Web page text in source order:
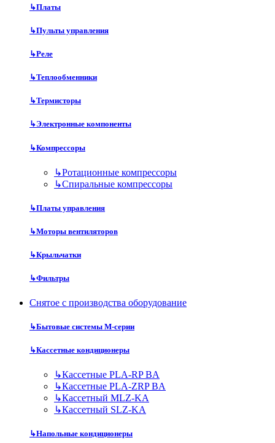
↳Платы
↳Пульты управления
↳Реле
↳Теплообменники
↳Термисторы
↳Электронные компоненты
↳Компрессоры
↳Ротационные компрессоры
↳Спиральные компрессоры
↳Платы управления
↳Моторы вентиляторов
↳Крыльчатки
↳Фильтры
Снятое с производства оборудование
↳Бытовые системы M-серии
↳Кассетные кондиционеры
↳Кассетные PLA-RP BA
↳Кассетные PLA-ZRP BA
↳Кассетный MLZ-KA
↳Кассетный SLZ-KA
↳Напольные кондиционеры